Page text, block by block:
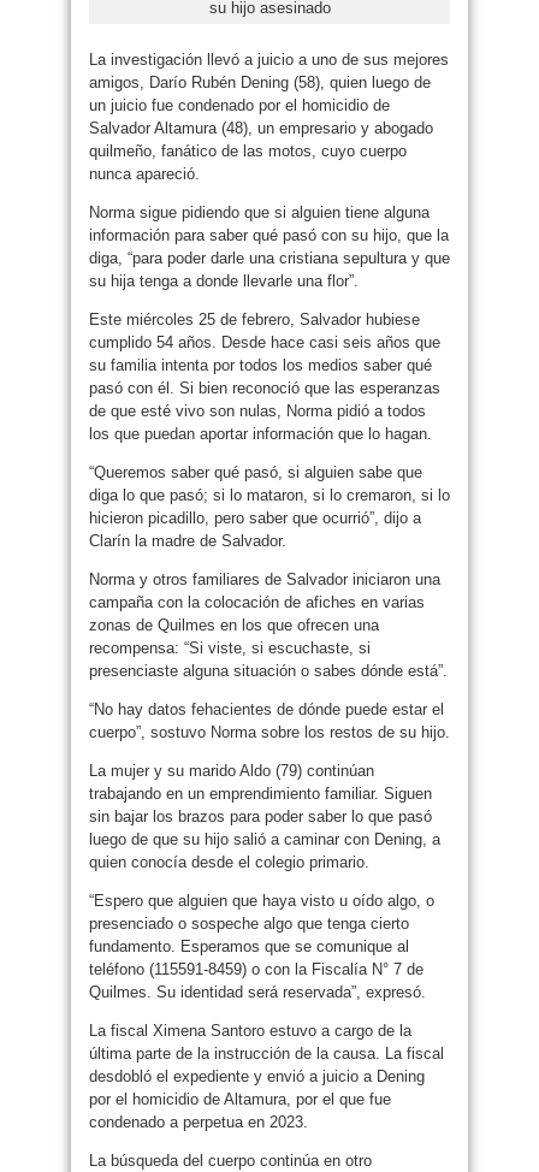
su hijo asesinado
La investigación llevó a juicio a uno de sus mejores
amigos, Darío Rubén Dening (58), quien luego de
un juicio fue condenado por el homicidio de
Salvador Altamura (48), un empresario y abogado
quilmeño, fanático de las motos, cuyo cuerpo
nunca apareció.
Norma sigue pidiendo que si alguien tiene alguna
información para saber qué pasó con su hijo, que la
diga, “para poder darle una cristiana sepultura y que
su hija tenga a donde llevarle una flor”.
Este miércoles 25 de febrero, Salvador hubiese
cumplido 54 años. Desde hace casi seis años que
su familia intenta por todos los medios saber qué
pasó con él. Si bien reconoció que las esperanzas
de que esté vivo son nulas, Norma pidió a todos
los que puedan aportar información que lo hagan.
“Queremos saber qué pasó, si alguien sabe que
diga lo que pasó; si lo mataron, si lo cremaron, si lo
hicieron picadillo, pero saber que ocurrió”, dijo a
Clarín la madre de Salvador.
Norma y otros familiares de Salvador iniciaron una
campaña con la colocación de afiches en varias
zonas de Quilmes en los que ofrecen una
recompensa: “Si viste, si escuchaste, si
presenciaste alguna situación o sabes dónde está”.
“No hay datos fehacientes de dónde puede estar el
cuerpo”, sostuvo Norma sobre los restos de su hijo.
La mujer y su marido Aldo (79) continúan
trabajando en un emprendimiento familiar. Siguen
sin bajar los brazos para poder saber lo que pasó
luego de que su hijo salió a caminar con Dening, a
quien conocía desde el colegio primario.
“Espero que alguien que haya visto u oído algo, o
presenciado o sospeche algo que tenga cierto
fundamento. Esperamos que se comunique al
teléfono (115591-8459) o con la Fiscalía N° 7 de
Quilmes. Su identidad será reservada”, expresó.
La fiscal Ximena Santoro estuvo a cargo de la
última parte de la instrucción de la causa. La fiscal
desdobló el expediente y envió a juicio a Dening
por el homicidio de Altamura, por el que fue
condenado a perpetua en 2023.
La búsqueda del cuerpo continúa en otro